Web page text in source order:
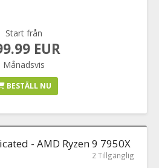
Start från
EUR
Månadsvis
BESTÄLL NU
- AMD Ryzen 9 7950X
2 Tillgänglig